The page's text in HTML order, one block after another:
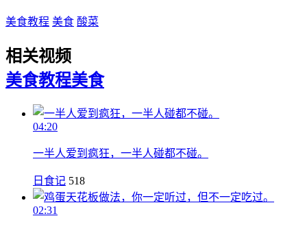
美食教程 美食 酸菜
相关视频
美食教程美食
04:20
一半人爱到疯狂，一半人碰都不碰。
日食记 518
02:31